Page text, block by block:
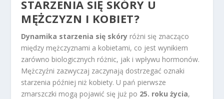
STARZENIA SIĘ SKÓRY U
MĘŻCZYZN I KOBIET?
Dynamika starzenia się skóry różni się znacząco
między mężczyznami a kobietami, co jest wynikiem
zarówno biologicznych różnic, jak i wpływu hormonów.
Mężczyźni zazwyczaj zaczynają dostrzegać oznaki
starzenia później niż kobiety. U pań pierwsze
zmarszczki mogą pojawić się już po 25. roku życia,